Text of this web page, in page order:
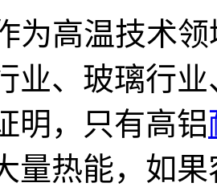
为高温技术
业、玻璃行
明，只有高铝
量热能，如